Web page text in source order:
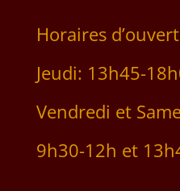
Horaires
Jeudi: 13h45-
Vendredi et
9h30-12h et